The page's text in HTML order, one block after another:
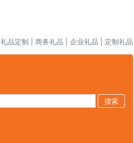
礼品定制 | 商务礼品 | 企业礼品 | 定制礼品
搜索